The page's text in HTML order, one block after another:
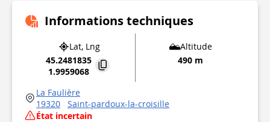
Informations techniques
Lat, Lng
45.2481835
1.9959068
Altitude
490 m
La Faulière
19320
Saint-pardoux-la-croisille
État incertain